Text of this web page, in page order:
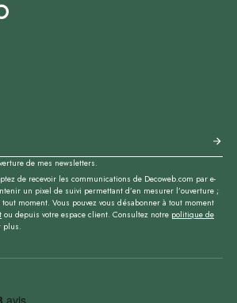
de mes newsletters.
de recevoir les communications de Decoweb.com par e-
un pixel de suivi permettant d’en mesurer l’ouverture ;
tout moment. Vous pouvez vous désabonner à tout moment
ou depuis votre espace client. Consultez notre politique de
plus.